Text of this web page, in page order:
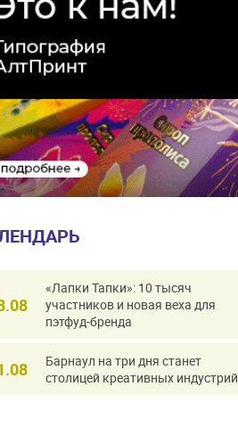
«Лапки Тапки»: 10 тысяч
участников и новая веха для
пэтфуд-бренда
Барнаул на три дня станет
столицей креативных индустрий